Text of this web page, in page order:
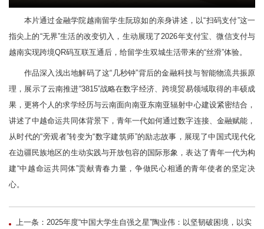
本片通过金融学院越南留学生阮琼如的亲身讲述，以“扫码支付”这一
指尖上的“无界”生活的改变切入，生动展现了2026年支付宝、微信支付与
越南实现跨境QR码互联互通后，给留学生双城生活带来的“丝滑”体验。
作品深入浅出地解码了这“几秒钟”背后的金融科技与智能物流共振原
理，展示了云南推进“3815”战略在数字经济、跨境贸易领域取得的丰硕成
果，更将个人的求学经历与云南面向南亚东南亚辐射中心建设紧密结合，
讲述了中越命运共同体背景下，青年一代如何通过数字连接、金融赋能，
从时代的“旁观者”转变为“数字建筑师”的励志故事，展现了中国式现代化
在边疆民族地区的生动实践与开放包容的国际形象，表达了青年一代为构
建“中越命运共同体”贡献青春力量，争做民心相通的青年使者的坚定决
心。
上一条：2025年度“中国大学生自强之星”陶业伟：以坚韧破困境，以实